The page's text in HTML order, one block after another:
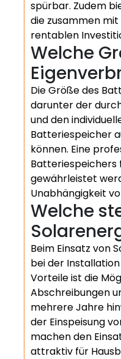
spürbar. Zudem
die zusammen
rentablen
Welche
Die Größe des
darunter der
und den
Batteriespeicher
können. Eine
Batteriespeichers
gewährleistet
Unabhängigkeit
Welche
Beim Einsatz von
bei der
Vorteile ist die
Abschreibungen
mehrere Jahre
der Einspeisung
machen den
attraktiv für